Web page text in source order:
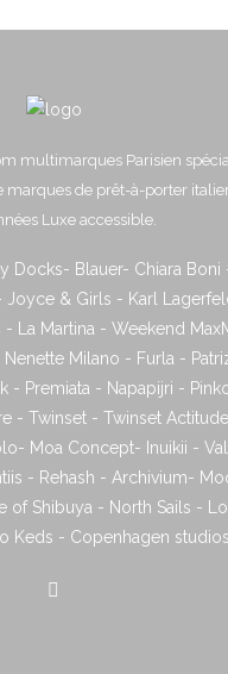
multimarques Parisien
marques de prêt-à-porter
Luxe accessible.
Docks- Blauer- Chiara Boni
Joyce & Girls - Karl
La Martina - Weekend
Milano - Furla -
- Premiata - Napapijri -
- Twinset - Twinset
Moa Concept- Inuikii -
- Rehash - Archivium-
of Shibuya - North Sails -
Keds - Copenhagen